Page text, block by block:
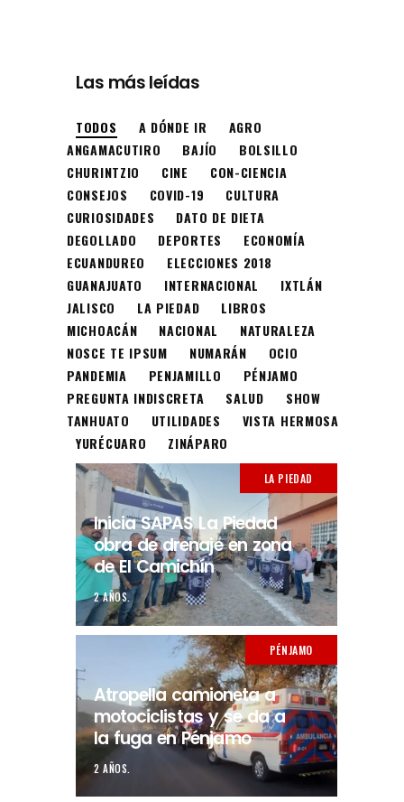
Las más leídas
TODOS A DÓNDE IR
AGRO
ANGAMACUTIRO
BAJÍO
BOLSILLO
CHURINTZIO
CINE
CON-CIENCIA
CONSEJOS
COVID-19
CULTURA
CURIOSIDADES
DATO DE DIETA
DEGOLLADO
DEPORTES
ECONOMÍA
ECUANDUREO
ELECCIONES 2018
GUANAJUATO
INTERNACIONAL
IXTLÁN
JALISCO
LA PIEDAD
LIBROS
MICHOACÁN
NACIONAL
NATURALEZA
NOSCE TE IPSUM
NUMARÁN
OCIO
PANDEMIA
PENJAMILLO
PÉNJAMO
PREGUNTA INDISCRETA
SALUD
SHOW
TANHUATO
UTILIDADES
VISTA HERMOSA
YURÉCUARO
ZINÁPARO
LA PIEDAD
Inicia SAPAS La Piedad
obra de drenaje en zona
de El Camichín
2 AÑOS.
PÉNJAMO
Atropella camioneta a
motociclistas y se da a
la fuga en Pénjamo
2 AÑOS.